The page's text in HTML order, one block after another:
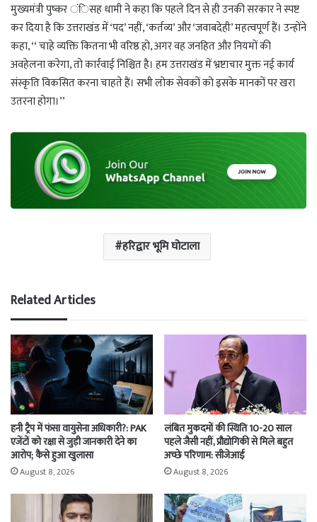
मुख्यमंत्री पुष्कर ंिसह धामी ने कहा कि पहले दिन से ही उनकी सरकार ने स्पष्ट
कर दिया है कि उत्तराखंड में ‘पद’ नहीं, ‘कर्तव्य’ और ‘जवाबदेही’ महत्वपूर्ण हैं। उन्होंने
कहा, ‘‘ चाहे व्यक्ति कितना भी वरिष्ठ हो, अगर वह जनहित और नियमों की
अवहेलना करेगा, तो कार्रवाई निश्चित है। हम उत्तराखंड में भ्रष्टाचार मुक्त नई कार्य
संस्कृति विकसित करना चाहते हैं। सभी लोक सेवकों को इसके मानकों पर खरा
उतरना होगा।’’
हरिद्वार भूमि घोटाला
Related Articles
हनी ट्रैप में फंसा वायुसेना अधिकारी?: PAK
एजेंटों को रक्षा से जुड़ी जानकारी देने का
आरोप; कैसे हुआ खुलासा
August 8, 2026
लंबित मुकदमों की स्थिति 10-20 साल
पहले जैसी नहीं, प्रौद्योगिकी से मिले बहुत
अच्छे परिणाम: सीजेआई
August 8, 2026